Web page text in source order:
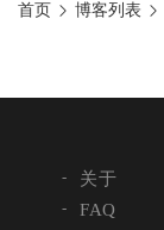
首页 博客列表
关于
FAQ